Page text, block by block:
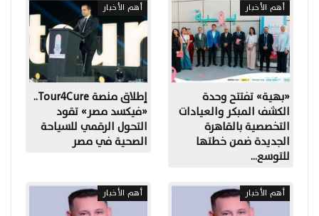
أهم الأخبار
«بهية» تفتتح وحدة
الكشف المبكر والعيادات
التخصصية بالقاهرة
الجديدة ضمن خطتها
للتوسع…
أهم الأخبار
إطلاق منصة Tour4Cure..
«فيكسد مصر» تقود
التحول الرقمي للسياحة
الصحية في مصر
أهم الأخبار أهم الأخبار